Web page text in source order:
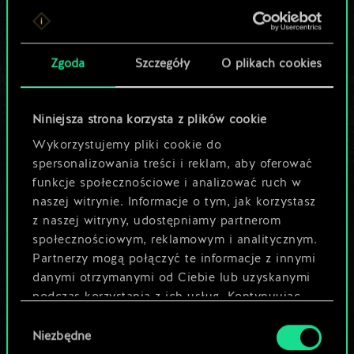
Zgoda Szczegóły O plikach cookies
Niniejsza strona korzysta z plików cookie
Wykorzystujemy pliki cookie do
spersonalizowania treści i reklam, aby oferować
funkcje społecznościowe i analizować ruch w
naszej witrynie. Informacje o tym, jak korzystasz
z naszej witryny, udostępniamy partnerom
społecznościowym, reklamowym i analitycznym.
Partnerzy mogą połączyć te informacje z innymi
danymi otrzymanymi od Ciebie lub uzyskanymi
podczas korzystania z ich usług. Kontynuując
używanie plików cookie.
zgody
Niezbędne
Lubisz grać tą talią?
Pomóż społeczności
odkryć jej
potencjał!
Nazwij talię i opisz swoją strategię
Edytuj talię
LUB